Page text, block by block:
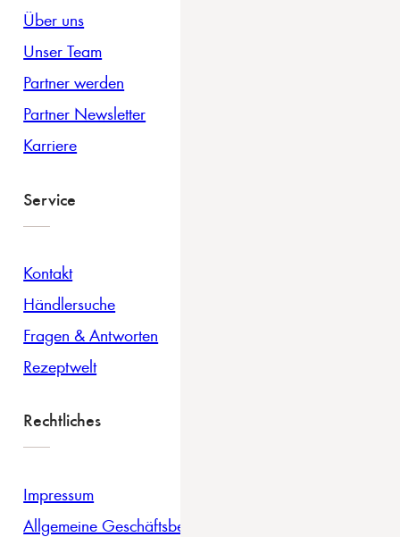
Über uns
Unser Team
Partner werden
Partner Newsletter
Karriere
Service
Kontakt
Händlersuche
Fragen & Antworten
Rezeptwelt
Rechtliches
Impressum
Allgemeine Geschäftsbedingungen